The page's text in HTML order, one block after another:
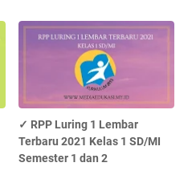
✓ RPP Luring 1 Lembar
Terbaru 2021 Kelas 1 SD/MI
Semester 1 dan 2